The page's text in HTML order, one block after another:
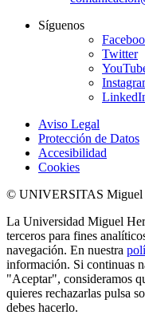
Síguenos
Twitter
Aviso Legal
Protección de Datos
Accesibilidad
Cookies
© UNIVERSITAS Miguel
La Universidad Miguel
terceros para fines
navegación. En nuestra
información. Si continuas
"Aceptar", consideramos
quieres rechazarlas pulsa
debes hacerlo.